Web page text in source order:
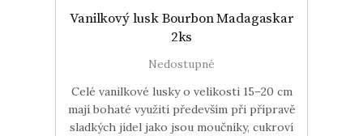
Vanilkový lusk Bourbon Madagaskar
2ks
Nedostupné
Celé vanilkové lusky o velikosti 15–20 cm
mají bohaté využití především při přípravě
sladkých jídel jako jsou moučníky, cukroví